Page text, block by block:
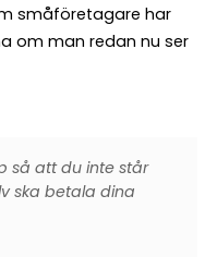
småföretagare har
om man redan nu ser
så att du inte står
ska betala dina